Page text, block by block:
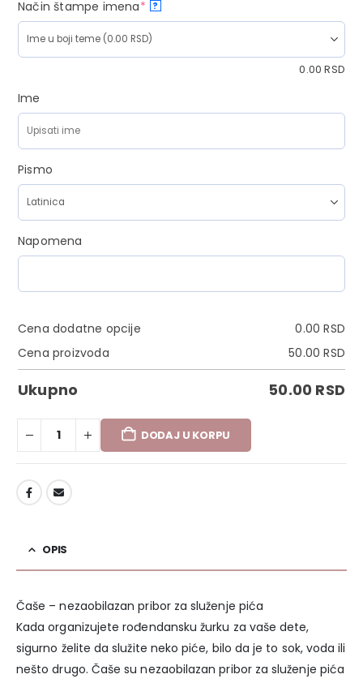
Način štampe imena* ?
0.00RSD
Ime
Pismo
Napomena
Cena dodatne opcije 0.00RSD
Cena proizvoda
50.00RSD
Ukupno 50.00 RSD
DODAJ U KORPU
OPIS
Čaše – nezaobilazan pribor za služenje pića
Kada organizujete rođendansku žurku za vaše dete,
sigurno želite da služite neko piće, bilo da je to sok, voda ili
nešto drugo. Čaše su nezaobilazan pribor za služenje pića